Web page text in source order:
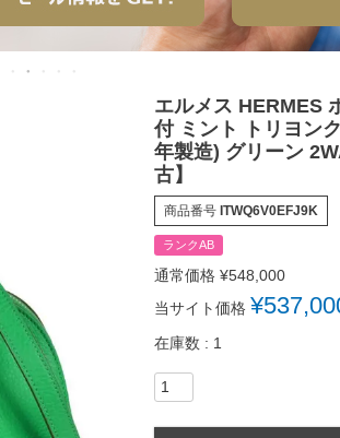
エルメス HERMES
付 ミント トリヨン
年製造) グリーン
古】
商品番号 ITWQ6V0EFJ9K
ランクAB
通常価格 ¥548,000
当サイト価格 ¥
在庫数 1